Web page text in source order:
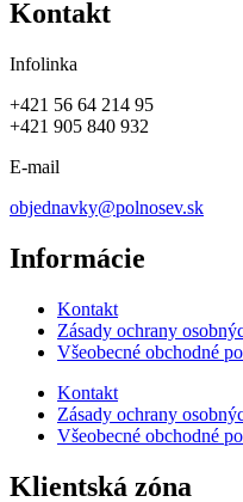
Kontakt
Infolinka
+421 56 64 214 95
+421 905 840 932
E-mail
objednavky@polnosev.sk
Informácie
Kontakt
Zásady ochrany
Všeobecné obchodné
Kontakt
Zásady ochrany
Všeobecné obchodné
Klientská zóna